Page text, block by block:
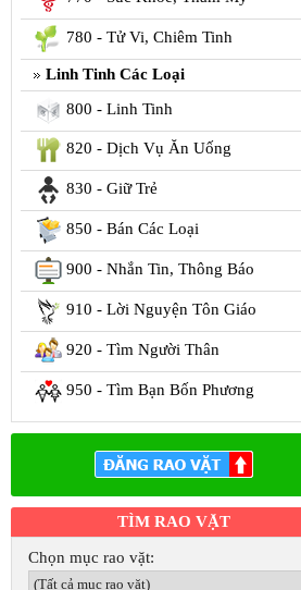
780 - Tử Vi, Chiêm Tinh
Linh Tinh Các Loại
800 - Linh Tinh
820 - Dịch Vụ Ăn Uống
830 - Giữ Trẻ
850 - Bán Các Loại
900 - Nhắn Tin, Thông Báo
910 - Lời Nguyện Tôn Giáo
920 - Tìm Người Thân
950 - Tìm Bạn Bốn Phương
TÌM RAO VẶT
Chọn mục rao vặt: